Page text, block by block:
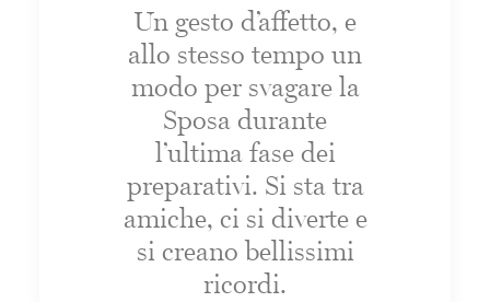
Un gesto d’affetto, e
allo stesso tempo un
modo per svagare la
Sposa durante
l’ultima fase dei
preparativi. Si sta tra
amiche, ci si diverte e
si creano bellissimi
ricordi.